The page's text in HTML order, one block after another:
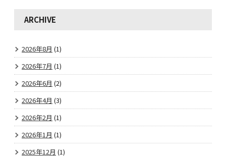
ARCHIVE
2026年8月 (1)
2026年7月 (1)
2026年6月 (2)
2026年4月 (3)
2026年2月 (1)
2026年1月 (1)
2025年12月 (1)